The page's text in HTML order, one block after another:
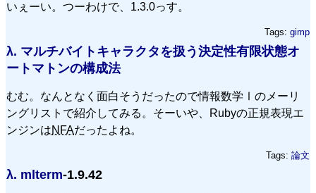
いぇーい。つーわけで、1.3.0っす。
Tags: gimp
λ. マルチバイトキャラクタを扱う決定性有限状態オ
ートマトンの構成法
むむ。なんとなく面白そうだったので情報数学Ⅰのメーリ
ングリストで紹介してみる。そーいや、Rubyの正規表現エ
ンジンはNFAだったよね。
Tags: 論文
λ. mlterm-1.9.42